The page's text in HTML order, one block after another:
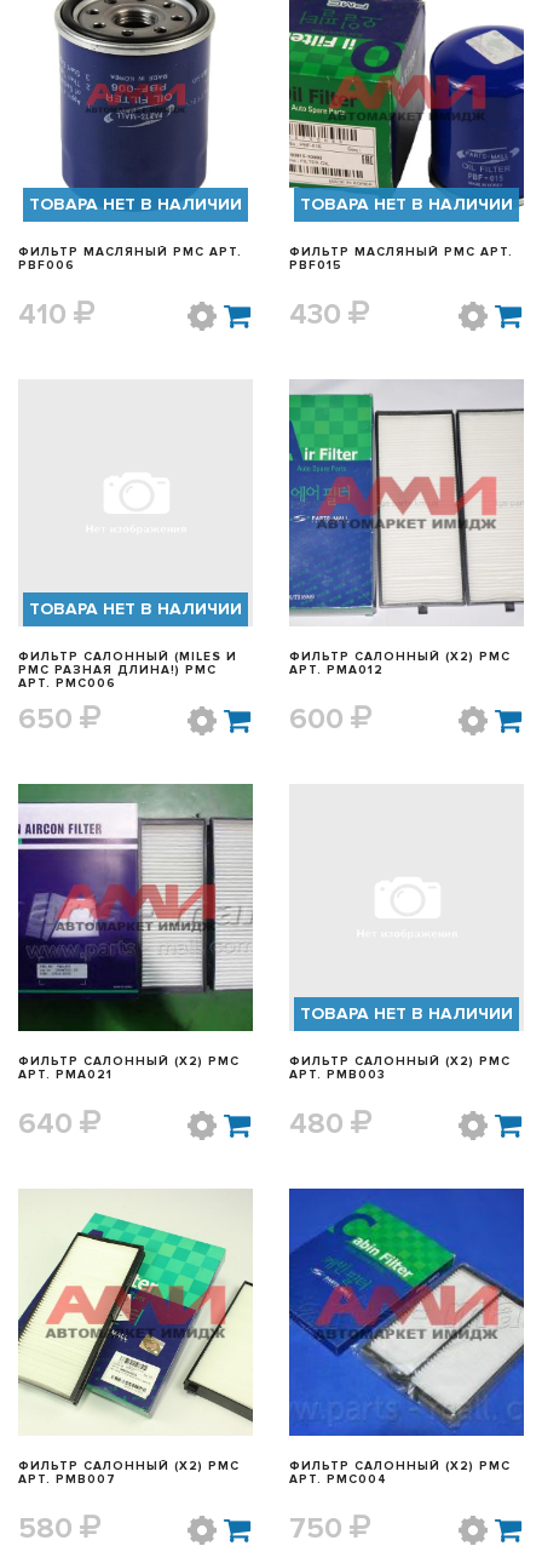
БЫСТРЫЙ ПРОСМОТР
ТОВАРА НЕТ В НАЛИЧИИ
ФИЛЬТР МАСЛЯНЫЙ PMC АРТ.
PBF006
410
БЫСТРЫЙ ПРОСМОТР
ТОВАРА НЕТ В НАЛИЧИИ
ФИЛЬТР МАСЛЯНЫЙ PMC АРТ.
PBF015
430
ТОВАРА НЕТ В НАЛИЧИИ
ФИЛЬТР САЛОННЫЙ (MILES И
PMC РАЗНАЯ ДЛИНА!) PMC
АРТ. PMC006
650
БЫСТРЫЙ ПРОСМОТР
ФИЛЬТР САЛОННЫЙ (X2) PMC
АРТ. PMA012
600
БЫСТРЫЙ ПРОСМОТР
ФИЛЬТР САЛОННЫЙ (X2) PMC
АРТ. PMA021
640
ТОВАРА НЕТ В НАЛИЧИИ
ФИЛЬТР САЛОННЫЙ (X2) PMC
АРТ. PMB003
480
БЫСТРЫЙ ПРОСМОТР
ФИЛЬТР САЛОННЫЙ (X2) PMC
АРТ. PMB007
580
БЫСТРЫЙ ПРОСМОТР
ФИЛЬТР САЛОННЫЙ (X2) PMC
АРТ. PMC004
750